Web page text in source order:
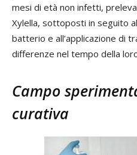
mesi di età non infetti,
Xylella, sottoposti in seguito
batterio e all’applicazione di
differenze nel tempo della
Campo
curativa